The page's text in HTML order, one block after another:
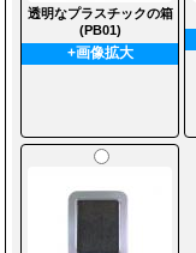
透明なプラスチックの箱
(PB01)
+画像拡大